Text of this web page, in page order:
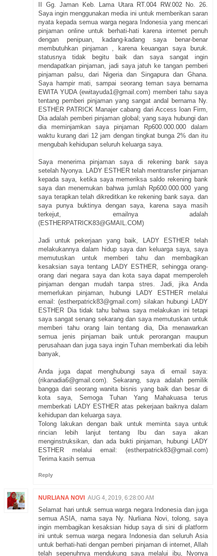
II Gg. Jaman Keb. Lama Utara RT.004 RW.002 No. 26.
Saya ingin menggunakan media ini untuk memberikan saran
nyata kepada semua warga negara Indonesia yang mencari
pinjaman online untuk berhati-hati karena internet penuh
dengan penipuan, kadang-kadang saya benar-benar
membutuhkan pinjaman , karena keuangan saya buruk.
statusnya tidak begitu baik dan saya sangat ingin
mendapatkan pinjaman, jadi saya jatuh ke tangan pemberi
pinjaman palsu, dari Nigeria dan Singapura dan Ghana.
Saya hampir mati, sampai seorang teman saya bernama
EWITA YUDA (ewitayuda1@gmail.com) memberi tahu saya
tentang pemberi pinjaman yang sangat andal bernama Ny.
ESTHER PATRICK Manajer cabang dari Access loan Firm,
Dia adalah pemberi pinjaman global; yang saya hubungi dan
dia meminjamkan saya pinjaman Rp600.000.000 dalam
waktu kurang dari 12 jam dengan tingkat bunga 2% dan itu
mengubah kehidupan seluruh keluarga saya.
Saya menerima pinjaman saya di rekening bank saya
setelah Nyonya. LADY ESTHER telah mentransfer pinjaman
kepada saya, ketika saya memeriksa saldo rekening bank
saya dan menemukan bahwa jumlah Rp600.000.000 yang
saya terapkan telah dikreditkan ke rekening bank saya. dan
saya punya buktinya dengan saya, karena saya masih
terkejut, emailnya adalah
(ESTHERPATRICK83@GMAIL.COM)
Jadi untuk pekerjaan yang baik, LADY ESTHER telah
melakukannya dalam hidup saya dan keluarga saya, saya
memutuskan untuk memberi tahu dan membagikan
kesaksian saya tentang LADY ESTHER, sehingga orang-
orang dari negara saya dan kota saya dapat memperoleh
pinjaman dengan mudah tanpa stres. Jadi, jika Anda
memerlukan pinjaman, hubungi LADY ESTHER melalui
email: (estherpatrick83@gmail.com) silakan hubungi LADY
ESTHER Dia tidak tahu bahwa saya melakukan ini tetapi
saya sangat senang sekarang dan saya memutuskan untuk
memberi tahu orang lain tentang dia, Dia menawarkan
semua jenis pinjaman baik untuk perorangan maupun
perusahaan dan juga saya ingin Tuhan memberkati dia lebih
banyak,
Anda juga dapat menghubungi saya di email saya:
(rikanadia6@gmail.com). Sekarang, saya adalah pemilik
bangga dari seorang wanita bisnis yang baik dan besar di
kota saya, Semoga Tuhan Yang Mahakuasa terus
memberkati LADY ESTHER atas pekerjaan baiknya dalam
kehidupan dan keluarga saya.
Tolong lakukan dengan baik untuk meminta saya untuk
rincian lebih lanjut tentang Ibu dan saya akan
menginstruksikan, dan ada bukti pinjaman, hubungi LADY
ESTHER melalui email: (estherpatrick83@gmail.com)
Terima kasih semua
Reply
NURLIANA NOVI AUG 4, 2019, 6:28:00 AM
Selamat hari untuk semua warga negara Indonesia dan juga
semua ASIA, nama saya Ny. Nurliana Novi, tolong, saya
ingin membagikan kesaksian hidup saya di sini di platform
ini untuk semua warga negara Indonesia dan seluruh Asia
untuk berhati-hati dengan pemberi pinjaman di internet, Allah
telah sepenuhnya mendukung saya melalui ibu, Nyonya